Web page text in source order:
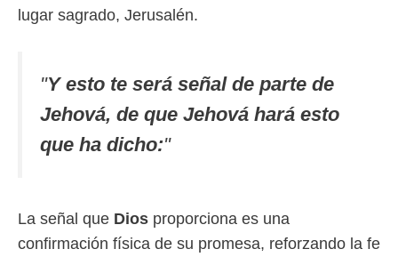
lugar sagrado, Jerusalén.
"Y esto te será señal de parte de
Jehová, de que Jehová hará esto
que ha dicho:"
La señal que Dios proporciona es una
confirmación física de su promesa, reforzando la fe